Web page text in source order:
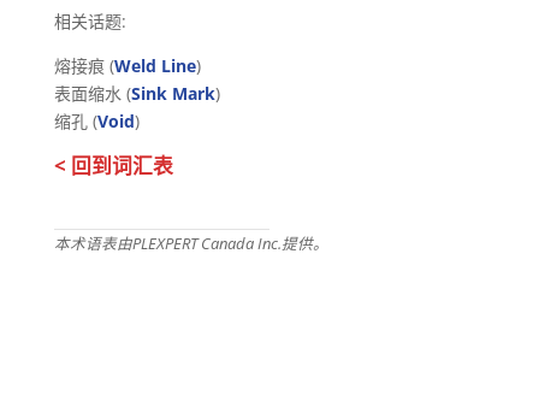
相关话题:
熔接痕 (Weld Line)
表面缩水 (Sink Mark)
缩孔 (Void)
< 回到词汇表
本术语表由PLEXPERT Canada Inc.提供。